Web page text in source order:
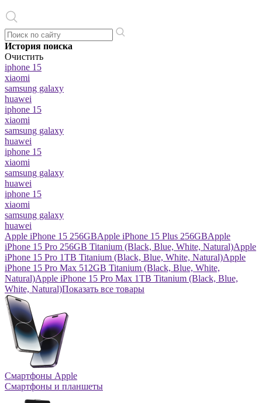
История поиска
Очистить
iphone 15
xiaomi
samsung galaxy
huawei
iphone 15
xiaomi
samsung galaxy
huawei
iphone 15
xiaomi
samsung galaxy
huawei
iphone 15
xiaomi
samsung galaxy
huawei
Apple iPhone 15 256GBApple iPhone 15 Plus 256GBApple
iPhone 15 Pro 256GB Titanium (Black, Blue, White, Natural)Apple
iPhone 15 Pro 1TB Titanium (Black, Blue, White, Natural)Apple
iPhone 15 Pro Max 512GB Titanium (Black, Blue, White,
Natural)Apple iPhone 15 Pro Max 1TB Titanium (Black, Blue,
White, Natural)Показать все товары
Смартфоны Apple
Смартфоны и планшеты